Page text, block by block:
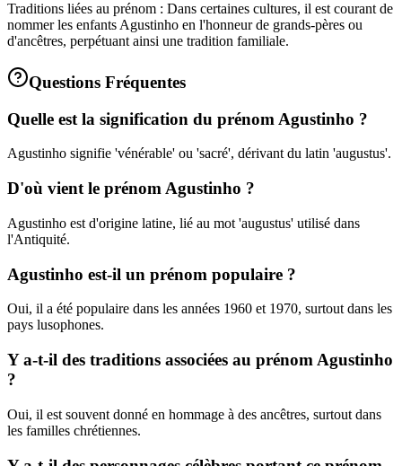
Traditions liées au prénom : Dans certaines cultures, il est courant de
nommer les enfants Agustinho en l'honneur de grands-pères ou
d'ancêtres, perpétuant ainsi une tradition familiale.
Questions Fréquentes
Quelle est la signification du prénom Agustinho ?
Agustinho signifie 'vénérable' ou 'sacré', dérivant du latin 'augustus'.
D'où vient le prénom Agustinho ?
Agustinho est d'origine latine, lié au mot 'augustus' utilisé dans
l'Antiquité.
Agustinho est-il un prénom populaire ?
Oui, il a été populaire dans les années 1960 et 1970, surtout dans les
pays lusophones.
Y a-t-il des traditions associées au prénom Agustinho
?
Oui, il est souvent donné en hommage à des ancêtres, surtout dans
les familles chrétiennes.